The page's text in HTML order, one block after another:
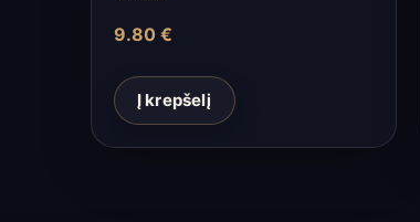
9.80 €
Į krepšelį